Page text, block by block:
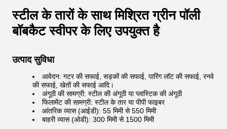
स्टील के तारों के साथ मिश्रित ग्रीन पॉली
बॉबकैट स्वीपर के लिए उपयुक्त है
उत्पाद सुविधा
आवेदन: गटर की सफाई, सड़कों की सफाई, पारिंग लॉट की सफाई, रनवे
की सफाई, खेतों की सफाई आदि।
अंगूठी की सामग्री: स्टील की अंगूठी या प्लास्टिक की अंगूठी
फिलामेंट की सामग्री: स्टील के तार या पीपी फाइबर
आंतरिक व्यास (आईडी): 55 मिमी से 550 मिमी
बाहरी व्यास (ओडी): 300 मिमी से 1500 मिमी